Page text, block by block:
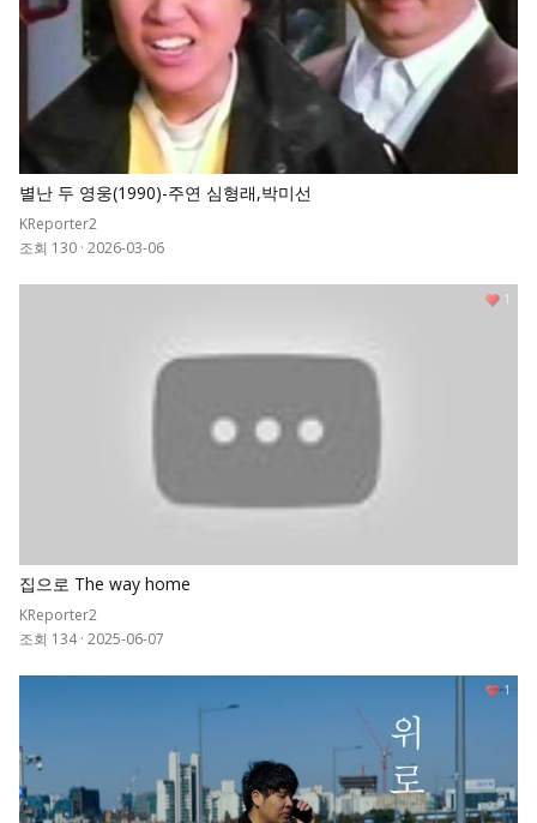
별난 두 영웅(1990)-주연 심형래,박미선
KReporter2
조회 130 · 2026-03-06
집으로 The way home
KReporter2
조회 134 · 2025-06-07
1
1